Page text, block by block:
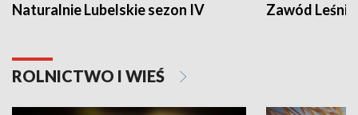
Naturalnie Lubelskie sezon IV Zawód Leśnik
ROLNICTWO I WIEŚ